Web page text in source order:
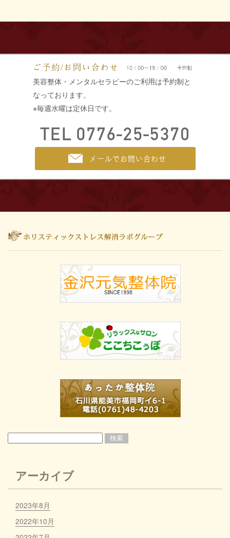
美容整体・メンタルセラピーのご利用は予約制と
なっております。
※毎週水曜は定休日です。
アーカイブ
2023年8月
2022年10月